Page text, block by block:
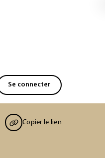
Se connecter
Copier le lien